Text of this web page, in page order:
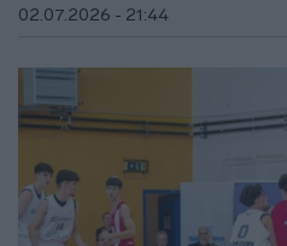
02.07.2026 - 21:44